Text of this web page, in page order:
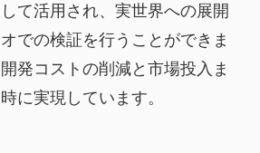
て活用され、実世界への展開
での検証を行うことができま
発コストの削減と市場投入ま
に実現しています。